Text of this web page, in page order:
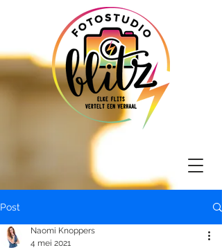
Post
Naomi Knoppers
4 mei 2021